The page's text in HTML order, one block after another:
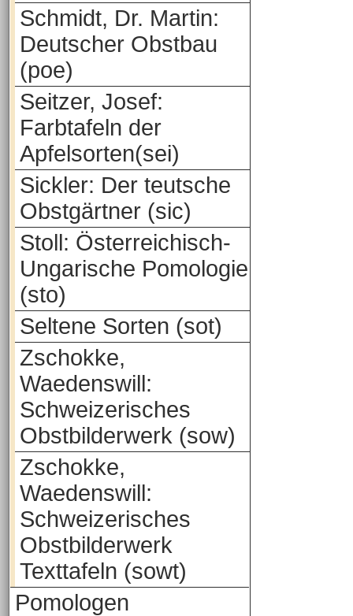
Schmidt, Dr. Martin:
Deutscher Obstbau
(poe)
Seitzer, Josef:
Farbtafeln der
Apfelsorten(sei)
Sickler: Der teutsche
Obstgärtner (sic)
Stoll: Österreichisch-
Ungarische Pomologie
(sto)
Seltene Sorten (sot)
Zschokke,
Waedenswill:
Schweizerisches
Obstbilderwerk (sow)
Zschokke,
Waedenswill:
Schweizerisches
Obstbilderwerk
Texttafeln (sowt)
Pomologen